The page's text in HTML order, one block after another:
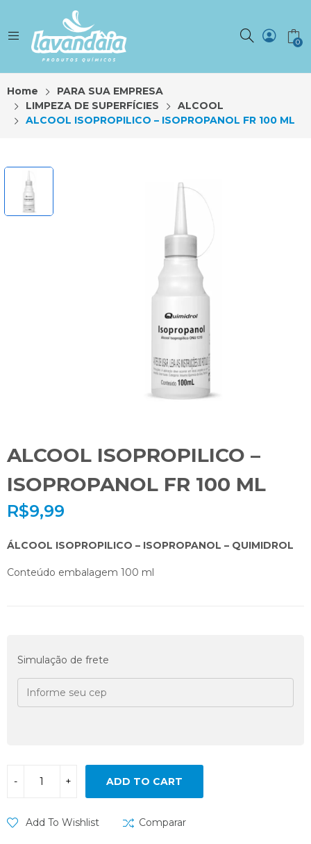
0
Home
PARA SUA EMPRESA
LIMPEZA DE SUPERFÍCIES
ALCOOL
ALCOOL ISOPROPILICO – ISOPROPANOL FR 100 ML
ALCOOL ISOPROPILICO –
ISOPROPANOL FR 100 ML
R$9,99
ÁLCOOL ISOPROPILICO – ISOPROPANOL – QUIMIDROL
Conteúdo embalagem 100 ml
Simulação de frete
ADD TO CART
Add To Wishlist Comparar